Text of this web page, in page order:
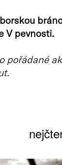
V pevnosti.
pořádané